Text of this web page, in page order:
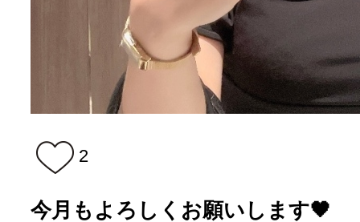
2
今月もよろしくお願いします🖤